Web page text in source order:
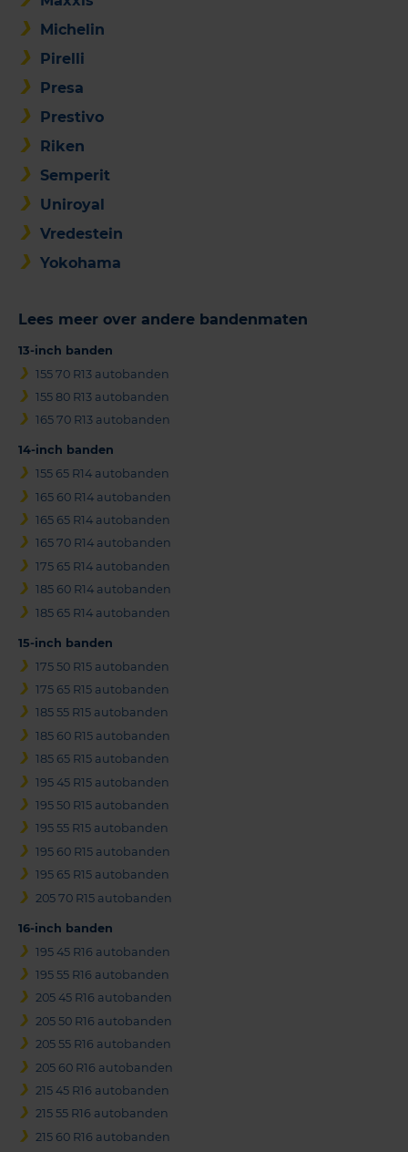
Michelin
Pirelli
Presa
Prestivo
Riken
Semperit
Uniroyal
Vredestein
Yokohama
Lees meer over andere bandenmaten
13-inch banden
155 70 R13 autobanden
155 80 R13 autobanden
165 70 R13 autobanden
14-inch banden
155 65 R14 autobanden
165 60 R14 autobanden
165 65 R14 autobanden
165 70 R14 autobanden
175 65 R14 autobanden
185 60 R14 autobanden
185 65 R14 autobanden
15-inch banden
175 50 R15 autobanden
175 65 R15 autobanden
185 55 R15 autobanden
185 60 R15 autobanden
185 65 R15 autobanden
195 45 R15 autobanden
195 50 R15 autobanden
195 55 R15 autobanden
195 60 R15 autobanden
195 65 R15 autobanden
205 70 R15 autobanden
16-inch banden
195 45 R16 autobanden
195 55 R16 autobanden
205 45 R16 autobanden
205 50 R16 autobanden
205 55 R16 autobanden
205 60 R16 autobanden
215 45 R16 autobanden
215 55 R16 autobanden
215 60 R16 autobanden